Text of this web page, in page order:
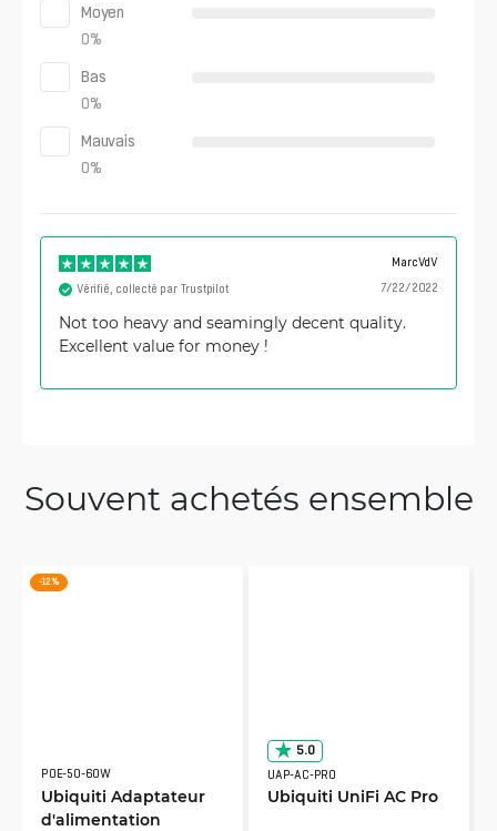
Moyen
0%
Bas
0%
Mauvais
0%
MarcVdV
7/22/2022
Vérifié, collecté par Trustpilot
Not too heavy and seamingly decent quality.
Excellent value for money !
Souvent achetés ensemble
-12 %
POE-50-60W
Ubiquiti Adaptateur
d'alimentation
5.0
UAP-AC-PRO
Ubiquiti UniFi AC Pro